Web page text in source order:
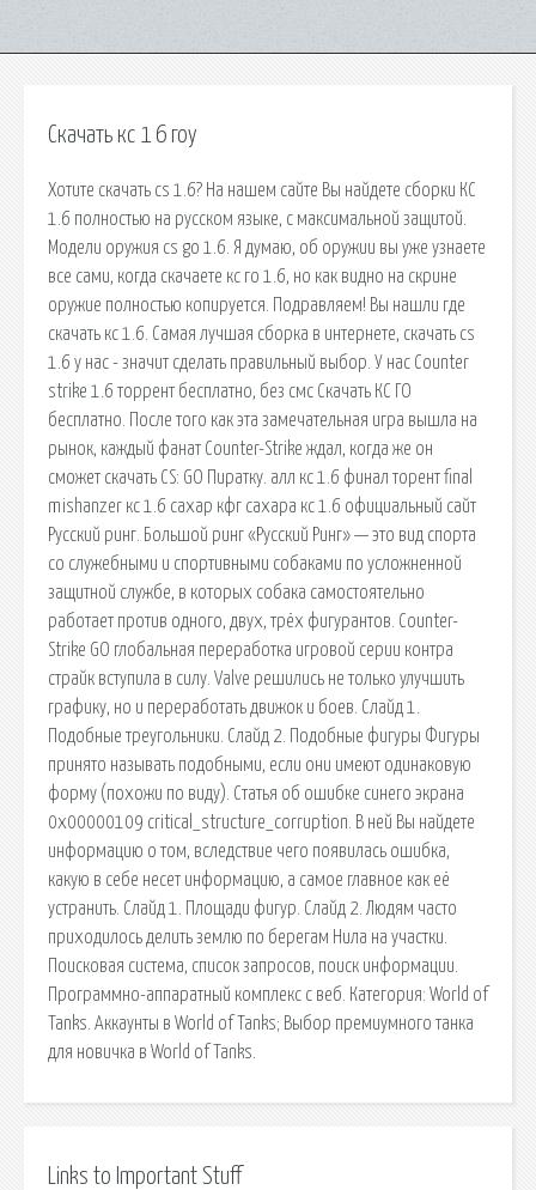
Скачать кс 1 6 гоу
Хотите скачать cs 1.6? На нашем сайте Вы найдете сборки КС
1.6 полностью на русском языке, с максимальной защитой.
Модели оружия cs go 1.6. Я думаю, об оружии вы уже узнаете
все сами, когда скачаете кс го 1.6, но как видно на скрине
оружие полностью копируется. Подравляем! Вы нашли где
скачать кс 1.6. Самая лучшая сборка в интернете, скачать cs
1.6 у нас - значит сделать правильный выбор. У нас Counter
strike 1.6 торрент бесплатно, без смс Скачать КС ГО
бесплатно. После того как эта замечательная игра вышла на
рынок, каждый фанат Counter-Strike ждал, когда же он
сможет скачать CS: GO Пиратку. алл кс 1.6 финал торент final
mishanzer кс 1.6 сахар кфг сахара кс 1.6 официальный сайт
Русский ринг. Большой ринг «Русский Ринг» — это вид спорта
со служебными и спортивными собаками по усложненной
защитной службе, в которых собака самостоятельно
работает против одного, двух, трёх фигурантов. Counter-
Strike GO глобальная переработка игровой серии контра
страйк вступила в силу. Valve решились не только улучшить
графику, но и переработать движок и боев. Слайд 1.
Подобные треугольники. Слайд 2. Подобные фигуры Фигуры
принято называть подобными, если они имеют одинаковую
форму (похожи по виду). Статья об ошибке синего экрана
0x00000109 critical_structure_corruption. В ней Вы найдете
информацию о том, вследствие чего появилась ошибка,
какую в себе несет информацию, а самое главное как её
устранить. Слайд 1. Площади фигур. Слайд 2. Людям часто
приходилось делить землю по берегам Нила на участки.
Поисковая сиcтема, список запросов, поиск информации.
Программно-аппаратный комплекс с веб. Категория: World of
Tanks. Аккаунты в World of Tanks; Выбор премиумного танка
для новичка в World of Tanks.
Links to Important Stuff